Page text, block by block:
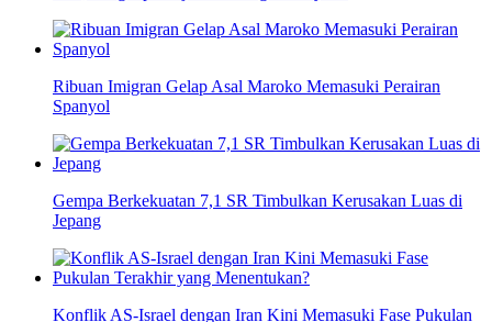
Ribuan Imigran Gelap Asal Maroko Memasuki Perairan
Spanyol
Gempa Berkekuatan 7,1 SR Timbulkan Kerusakan Luas di
Jepang
Konflik AS-Israel dengan Iran Kini Memasuki Fase Pukulan